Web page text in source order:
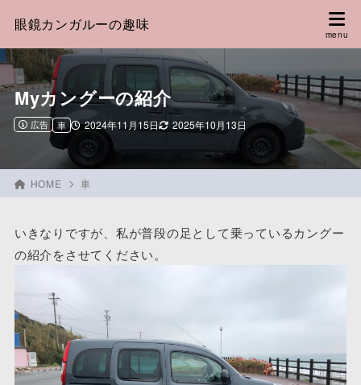
眼鏡カンガルーの趣味
Myカングーの紹介
広告 2024年11月15日 2025年10月13日
車
HOME 車
いきなりですが、私が普段の足として乗っているカングー
の紹介をさせてください。